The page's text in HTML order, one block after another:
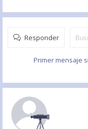
Responder
Primer mensaje